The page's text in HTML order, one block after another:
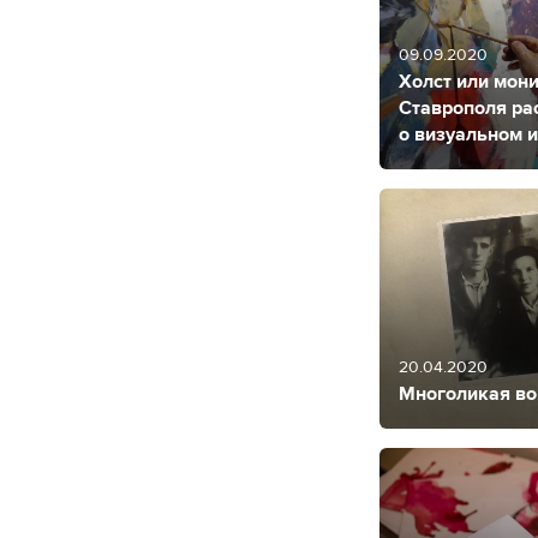
09.09.2020
Холст или
Ставрополя
о визуальном
20.04.2020
Многоликая